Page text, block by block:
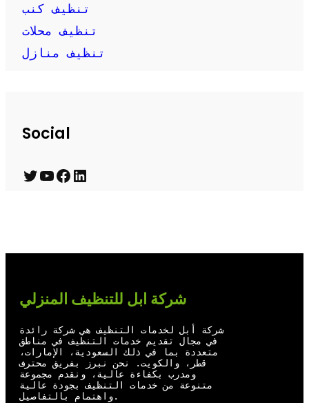
تنظيف كنب
تنظيف محلات
تنظيف منازل
Social
T
t
e
Y
T
b
F
e
o
k
L
k
d
n
شركة ابل للتنظيف المنزلي
شركة أبل لخدمات التنظيف هي شركة رائدة
في مجال تقديم خدمات التنظيف في مناطق
متعددة بما في ذلك السعودية، الإمارات،
قطر، والكويت. نحن نبرز بفريق محترف
ومدرب بكفاءة عالية، ونقدم مجموعة
متنوعة من خدمات التنظيف بجودة عالية
واهتمام بالتفاصيل.